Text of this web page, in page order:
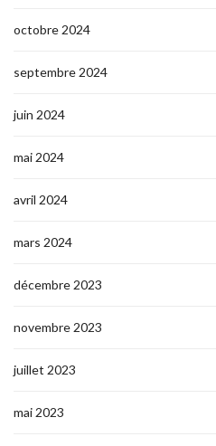
octobre 2024
septembre 2024
juin 2024
mai 2024
avril 2024
mars 2024
décembre 2023
novembre 2023
juillet 2023
mai 2023